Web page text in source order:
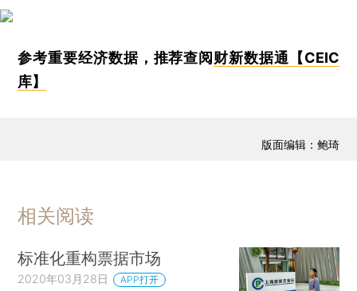
参考重要经济数据，推荐查阅财新数据通【CEIC
库】
版面编辑：鲍琦
相关阅读
标准化重构票据市场
2020年03月28日 APP打开